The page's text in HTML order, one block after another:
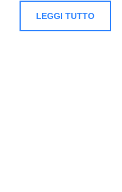
LEGGI TUTTO